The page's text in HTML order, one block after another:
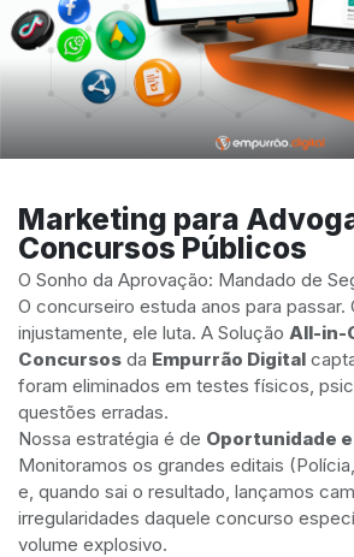
Marketing para
Concursos Públicos
O Sonho da Aprovação: Mandado de
O concurseiro estuda anos para passar.
injustamente, ele luta. A Solução All-in-
Concursos da Empurrão Digital
foram eliminados em testes físicos,
questões erradas.
Nossa estratégia é de Oportunidade
Monitoramos os grandes editais
e, quando sai o resultado, lançamos
irregularidades daquele concurso
volume explosivo.